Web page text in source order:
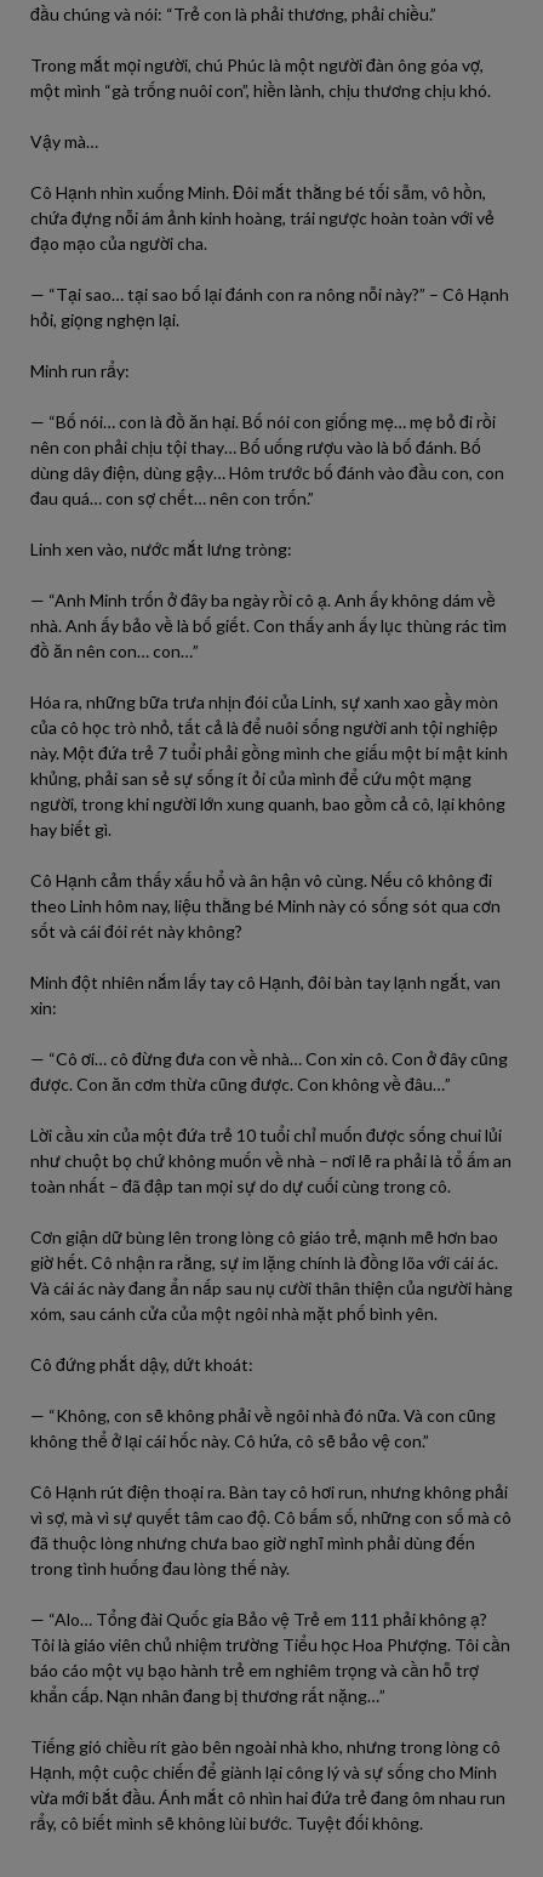
đầu chúng và nói: “Trẻ con là phải thương, phải chiều.”
Trong mắt mọi người, chú Phúc là một người đàn ông góa vợ,
một mình “gà trống nuôi con”, hiền lành, chịu thương chịu khó.
Vậy mà…
Cô Hạnh nhìn xuống Minh. Đôi mắt thằng bé tối sẫm, vô hồn,
chứa đựng nỗi ám ảnh kinh hoàng, trái ngược hoàn toàn với vẻ
đạo mạo của người cha.
— “Tại sao… tại sao bố lại đánh con ra nông nỗi này?” – Cô Hạnh
hỏi, giọng nghẹn lại.
Minh run rẩy:
— “Bố nói… con là đồ ăn hại. Bố nói con giống mẹ… mẹ bỏ đi rồi
nên con phải chịu tội thay… Bố uống rượu vào là bố đánh. Bố
dùng dây điện, dùng gậy… Hôm trước bố đánh vào đầu con, con
đau quá… con sợ chết… nên con trốn.”
Linh xen vào, nước mắt lưng tròng:
— “Anh Minh trốn ở đây ba ngày rồi cô ạ. Anh ấy không dám về
nhà. Anh ấy bảo về là bố giết. Con thấy anh ấy lục thùng rác tìm
đồ ăn nên con… con…”
Hóa ra, những bữa trưa nhịn đói của Linh, sự xanh xao gầy mòn
của cô học trò nhỏ, tất cả là để nuôi sống người anh tội nghiệp
này. Một đứa trẻ 7 tuổi phải gồng mình che giấu một bí mật kinh
khủng, phải san sẻ sự sống ít ỏi của mình để cứu một mạng
người, trong khi người lớn xung quanh, bao gồm cả cô, lại không
hay biết gì.
Cô Hạnh cảm thấy xấu hổ và ân hận vô cùng. Nếu cô không đi
theo Linh hôm nay, liệu thằng bé Minh này có sống sót qua cơn
sốt và cái đói rét này không?
Minh đột nhiên nắm lấy tay cô Hạnh, đôi bàn tay lạnh ngắt, van
xin:
— “Cô ơi… cô đừng đưa con về nhà… Con xin cô. Con ở đây cũng
được. Con ăn cơm thừa cũng được. Con không về đâu…”
Lời cầu xin của một đứa trẻ 10 tuổi chỉ muốn được sống chui lủi
như chuột bọ chứ không muốn về nhà – nơi lẽ ra phải là tổ ấm an
toàn nhất – đã đập tan mọi sự do dự cuối cùng trong cô.
Cơn giận dữ bùng lên trong lòng cô giáo trẻ, mạnh mẽ hơn bao
giờ hết. Cô nhận ra rằng, sự im lặng chính là đồng lõa với cái ác.
Và cái ác này đang ẩn nấp sau nụ cười thân thiện của người hàng
xóm, sau cánh cửa của một ngôi nhà mặt phố bình yên.
Cô đứng phắt dậy, dứt khoát:
— “Không, con sẽ không phải về ngôi nhà đó nữa. Và con cũng
không thể ở lại cái hốc này. Cô hứa, cô sẽ bảo vệ con.”
Cô Hạnh rút điện thoại ra. Bàn tay cô hơi run, nhưng không phải
vì sợ, mà vì sự quyết tâm cao độ. Cô bấm số, những con số mà cô
đã thuộc lòng nhưng chưa bao giờ nghĩ mình phải dùng đến
trong tình huống đau lòng thế này.
— “Alo… Tổng đài Quốc gia Bảo vệ Trẻ em 111 phải không ạ?
Tôi là giáo viên chủ nhiệm trường Tiểu học Hoa Phượng. Tôi cần
báo cáo một vụ bạo hành trẻ em nghiêm trọng và cần hỗ trợ
khẩn cấp. Nạn nhân đang bị thương rất nặng…”
Tiếng gió chiều rít gào bên ngoài nhà kho, nhưng trong lòng cô
Hạnh, một cuộc chiến để giành lại công lý và sự sống cho Minh
vừa mới bắt đầu. Ánh mắt cô nhìn hai đứa trẻ đang ôm nhau run
rẩy, cô biết mình sẽ không lùi bước. Tuyệt đối không.